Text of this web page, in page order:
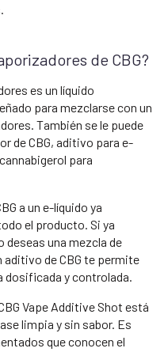
de CBG?
es un líquido
para mezclarse con un
También se le puede
de CBG, aditivo para e-
para
a un e-líquido ya
el producto. Si ya
deseas una mezcla de
aditivo de CBG te permite
dosificada y controlada.
Vape Additive Shot está
limpia y sin sabor. Es
que conocen el